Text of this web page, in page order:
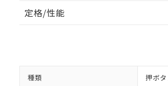
定格/性能
種類 押ボ